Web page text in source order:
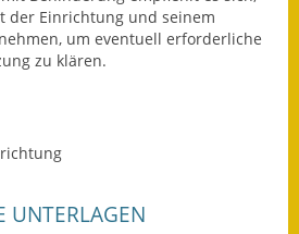
Sitzungsberichte 2017
Sitzungsberichte 2018
Sitzungsberichte 2020
Gemeindeverwaltung
der Einrichtung und seinem
um eventuell erforderliche
zu klären.
UNTERLAGEN